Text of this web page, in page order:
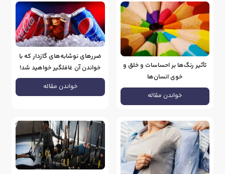
تأثیر رنگ‌ها بر احساسات و خلق و
خوی انسان‌ها
خواندن مقاله
ضررهای نوشابه‌های گازدار که با
خواندن آن غافلگیر خواهید شد!
خواندن مقاله